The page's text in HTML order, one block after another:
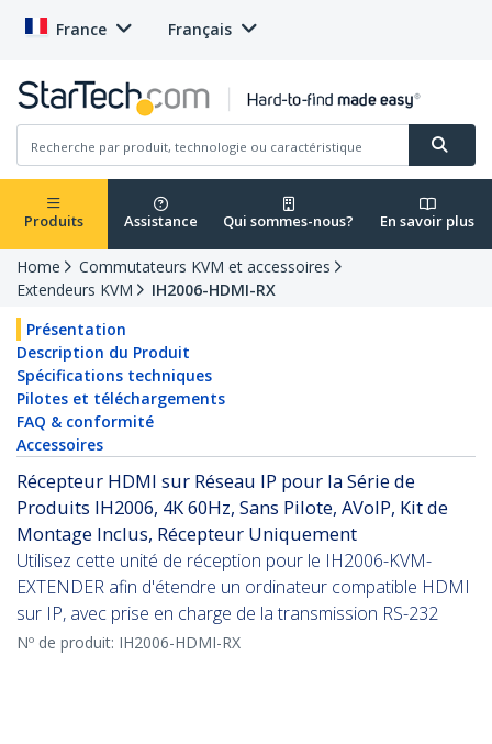
France Français
Produits Assistance Qui sommes-nous? En savoir plus
Home
Commutateurs KVM et accessoires
Extendeurs KVM
IH2006-HDMI-RX
Présentation
Description du Produit
Spécifications techniques
Pilotes et téléchargements
FAQ & conformité
Accessoires
Récepteur HDMI sur Réseau IP pour la Série de
Produits IH2006, 4K 60Hz, Sans Pilote, AVoIP, Kit de
Montage Inclus, Récepteur Uniquement
Utilisez cette unité de réception pour le IH2006-KVM-
EXTENDER afin d'étendre un ordinateur compatible HDMI
sur IP, avec prise en charge de la transmission RS-232
Nº de produit: IH2006-HDMI-RX